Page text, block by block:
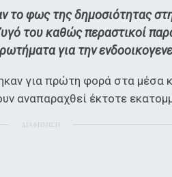
το φως της δημοσιότητας
του καθώς περαστικοί
για την
για πρώτη φορά στα μέσα
αναπαραχθεί έκτοτε
ΔΙΑΦΗΜΙΣΗ